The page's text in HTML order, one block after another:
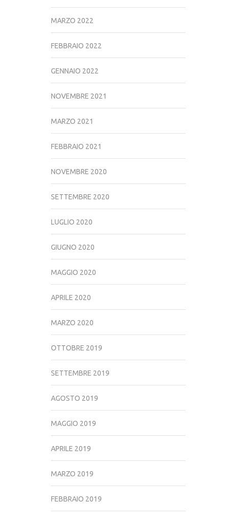
MARZO 2022
FEBBRAIO 2022
GENNAIO 2022
NOVEMBRE 2021
MARZO 2021
FEBBRAIO 2021
NOVEMBRE 2020
SETTEMBRE 2020
LUGLIO 2020
GIUGNO 2020
MAGGIO 2020
APRILE 2020
MARZO 2020
OTTOBRE 2019
SETTEMBRE 2019
AGOSTO 2019
MAGGIO 2019
APRILE 2019
MARZO 2019
FEBBRAIO 2019